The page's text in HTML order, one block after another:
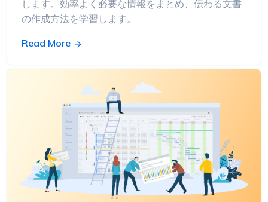
します。効率よく必要な情報をまとめ、伝わる文書
の作成方法を学習します。
Read More